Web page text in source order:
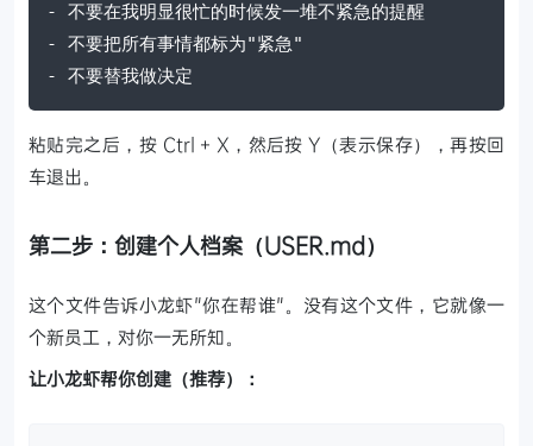
- 不要在我明显很忙的时候发一堆不紧急的提醒
- 不要把所有事情都标为"紧急"
- 不要替我做决定
粘贴完之后，按 Ctrl + X，然后按 Y（表示保存），再按回
车退出。
第二步：创建个人档案（USER.md）
这个文件告诉小龙虾"你在帮谁"。没有这个文件，它就像一
个新员工，对你一无所知。
让小龙虾帮你创建（推荐）：